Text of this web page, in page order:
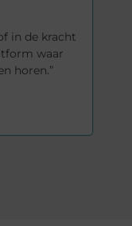
in de kracht
waar
horen.”